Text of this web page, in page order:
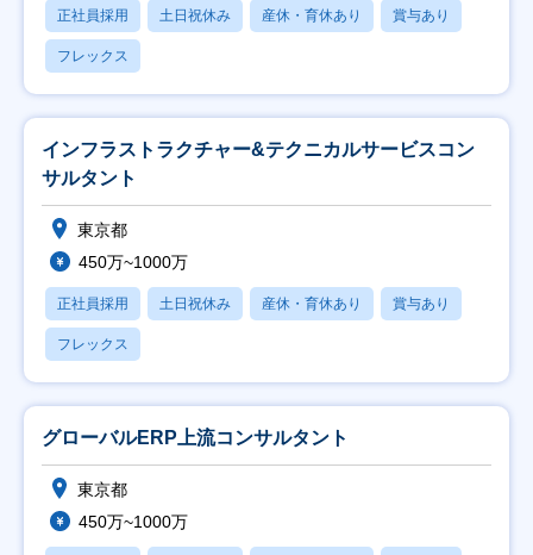
正社員採用 土日祝休み 産休・育休あり 賞与あり
フレックス
インフラストラクチャー&テクニカルサービスコン
サルタント
東京都
450万~1000万
正社員採用 土日祝休み 産休・育休あり 賞与あり
フレックス
グローバルERP上流コンサルタント
東京都
450万~1000万